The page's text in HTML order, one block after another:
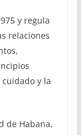
y regula
relaciones
y la
de Habana,